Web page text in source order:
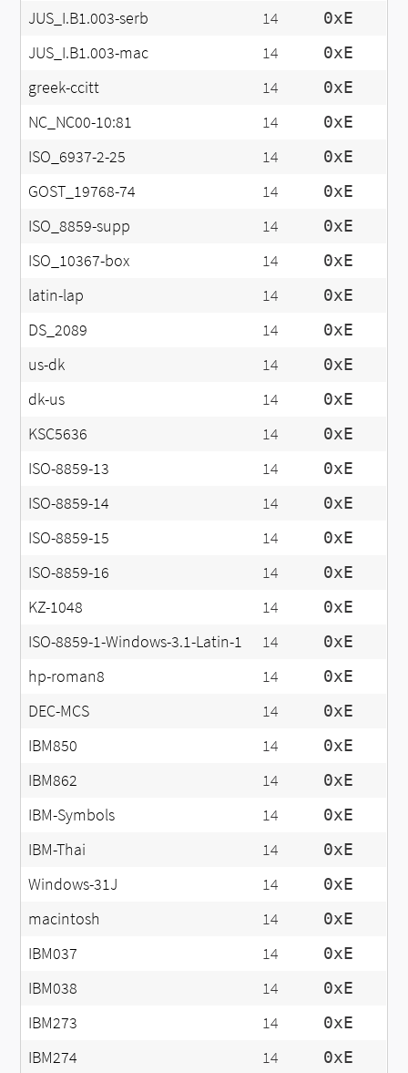
JUS_I.B1.003-serb 14 0xE
JUS_I.B1.003-mac 14 0xE
greek-ccitt 14 0xE
NC_NC00-10:81 14 0xE
ISO_6937-2-25 14 0xE
GOST_19768-74 14 0xE
ISO_8859-supp 14 0xE
ISO_10367-box 14 0xE
latin-lap 14 0xE
DS_2089 14 0xE
us-dk 14 0xE
dk-us 14 0xE
KSC5636 14 0xE
ISO-8859-13 14 0xE
ISO-8859-14 14 0xE
ISO-8859-15 14 0xE
ISO-8859-16 14 0xE
KZ-1048 14 0xE
ISO-8859-1-Windows-3.1-Latin-1 14 0xE
hp-roman8 14 0xE
DEC-MCS 14 0xE
IBM850 14 0xE
IBM862 14 0xE
IBM-Symbols 14 0xE
IBM-Thai 14 0xE
Windows-31J 14 0xE
macintosh 14 0xE
IBM037 14 0xE
IBM038 14 0xE
IBM273 14 0xE
IBM274 14 0xE